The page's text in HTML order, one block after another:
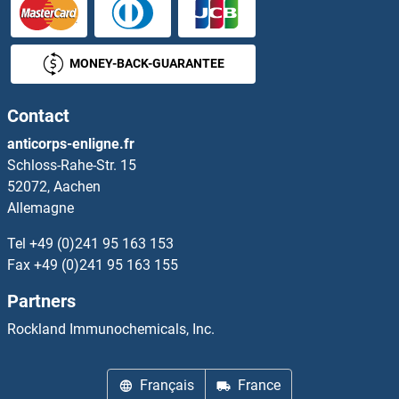
ADCK2 Anticorps
ADCK4 Anticorps
ADCK5 Anticorps
ADCY1 Anticorps
ADCY10 Anticorps
ADCY2 Anticorps
ADCY3 Anticorps
ADCY5 Anticorps
MONEY-BACK-GUARANTEE
Contact
anticorps-enligne.fr
Schloss-Rahe-Str. 15
52072, Aachen
Allemagne
Tel +49 (0)241 95 163 153
Fax +49 (0)241 95 163 155
Partners
Rockland Immunochemicals, Inc.
Français France